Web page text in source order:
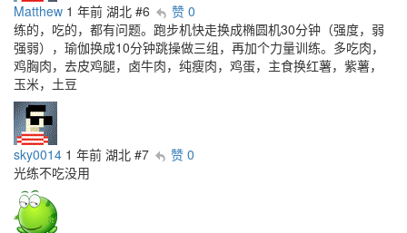
Matthew 1 年前 湖北 #6
赞 0
练的，吃的，都有问题。跑步机快走换成椭圆机30分钟（强度，弱
强弱），瑜伽换成10分钟跳操做三组，再加个力量训练。多吃肉，
鸡胸肉，去皮鸡腿，卤牛肉，纯瘦肉，鸡蛋，主食换红薯，紫薯，
玉米，土豆
sky0014 1 年前 湖北 #7
赞 0
光练不吃没用